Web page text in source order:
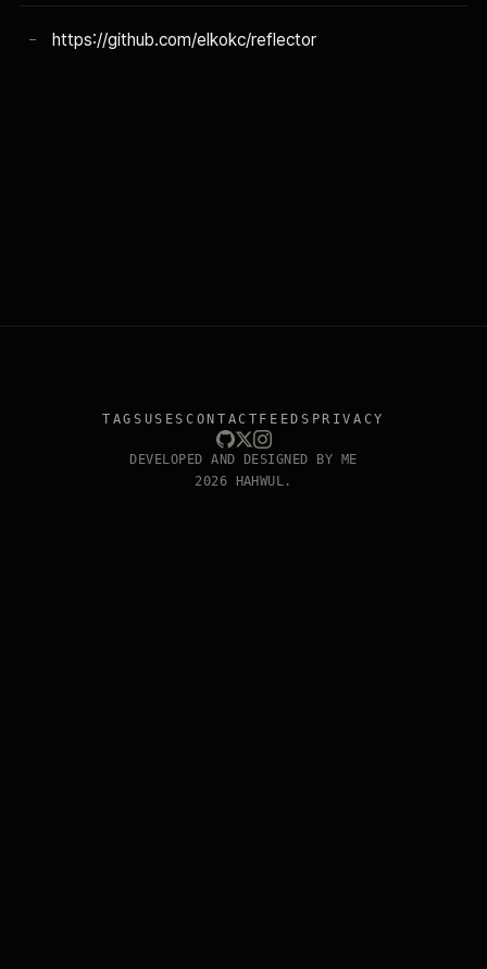
https://github.com/elkokc/reflector
TAGS USESCONTACT FEEDS PRIVACY
DEVELOPED AND DESIGNED BY ME
2026 HAHWUL.